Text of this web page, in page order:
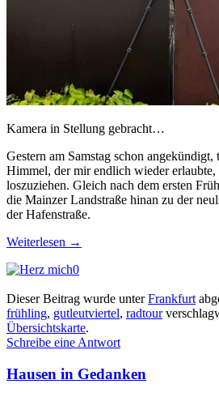
Kamera in Stellung gebracht…
Gestern am Samstag schon angekündigt,
Himmel, der mir endlich wieder
loszuziehen. Gleich nach dem ersten
die Mainzer Landstraße hinan zu der
der Hafenstraße.
Weiterlesen →
0
Dieser Beitrag wurde unterFrankfurt
frühling, gutleutviertel, radtour
Übersichtskarte.
Schreibe eine Antwort
Hausen in Gedanken